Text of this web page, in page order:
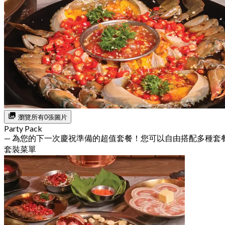
瀏覽所有0張圖片
Party Pack
— 為您的下一次慶祝準備的超值套餐！您可以自由搭配多種套
套裝菜單